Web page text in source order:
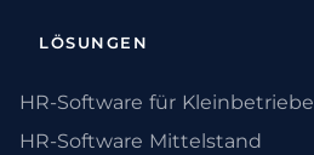
LÖSUNGEN
HR-Software für Kleinbetriebe
HR-Software Mittelstand